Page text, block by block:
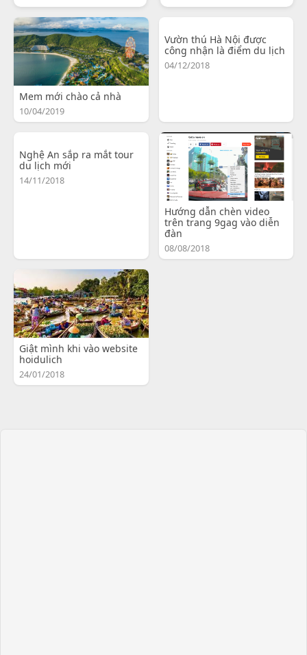
Mem mới chào cả nhà
10/04/2019
Vườn thú Hà Nội được
công nhận là điểm du lịch
04/12/2018
Nghệ An sắp ra mắt tour
du lịch mới
14/11/2018
Hướng dẫn chèn video
trên trang 9gag vào diễn
đàn
08/08/2018
Giật mình khi vào website
hoidulich
24/01/2018